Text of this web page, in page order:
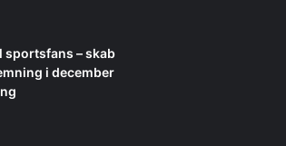
sportsfans – skab
i december